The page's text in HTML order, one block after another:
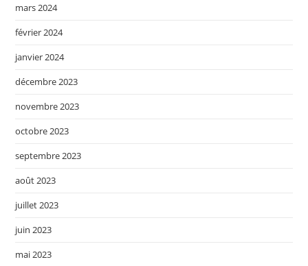
mars 2024
février 2024
janvier 2024
décembre 2023
novembre 2023
octobre 2023
septembre 2023
août 2023
juillet 2023
juin 2023
mai 2023